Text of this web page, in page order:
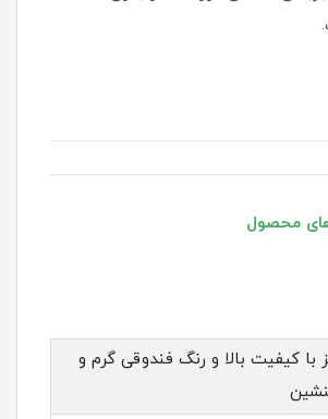
با کیفیت بالا و رنگ فندوقی گرم و